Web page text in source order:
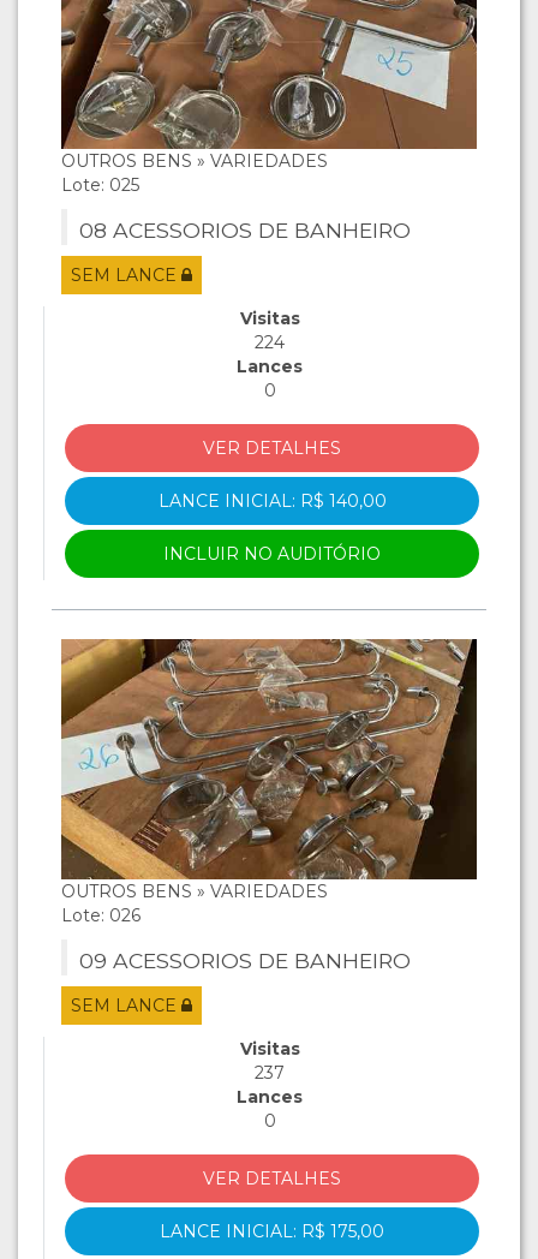
OUTROS BENS » VARIEDADES
Lote: 025
08 ACESSORIOS DE BANHEIRO
SEM LANCE
Visitas
224
Lances
0
VER DETALHES
LANCE INICIAL: R$ 140,00
INCLUIR NO AUDITÓRIO
OUTROS BENS » VARIEDADES
Lote: 026
09 ACESSORIOS DE BANHEIRO
SEM LANCE
Visitas
237
Lances
0
VER DETALHES
LANCE INICIAL: R$ 175,00